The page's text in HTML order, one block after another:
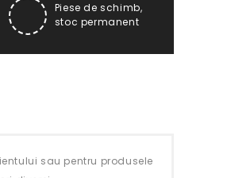
Piese de schimb,
stoc permanent
sau pentru produsele